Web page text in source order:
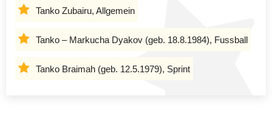
Tanko Zubairu, Allgemein
Tanko – Markucha Dyakov (geb. 18.8.1984), Fussball
Tanko Braimah (geb. 12.5.1979), Sprint